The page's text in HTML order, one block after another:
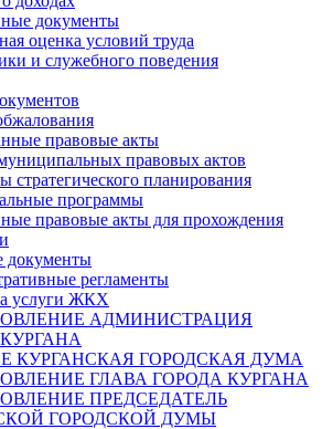
документы
оценка условий труда
и служебного поведения
правовые акты
правовых актов
стратегического планирования
программы
правовые акты для прохождения
документы
регламенты
услуги ЖКХ
АДМИНИСТРАЦИЯ
КУРГАНСКАЯ ГОРОДСКАЯ ДУМА
ГЛАВА ГОРОДА КУРГАНА
ПРЕДСЕДАТЕЛЬ
ГОРОДСКОЙ ДУМЫ